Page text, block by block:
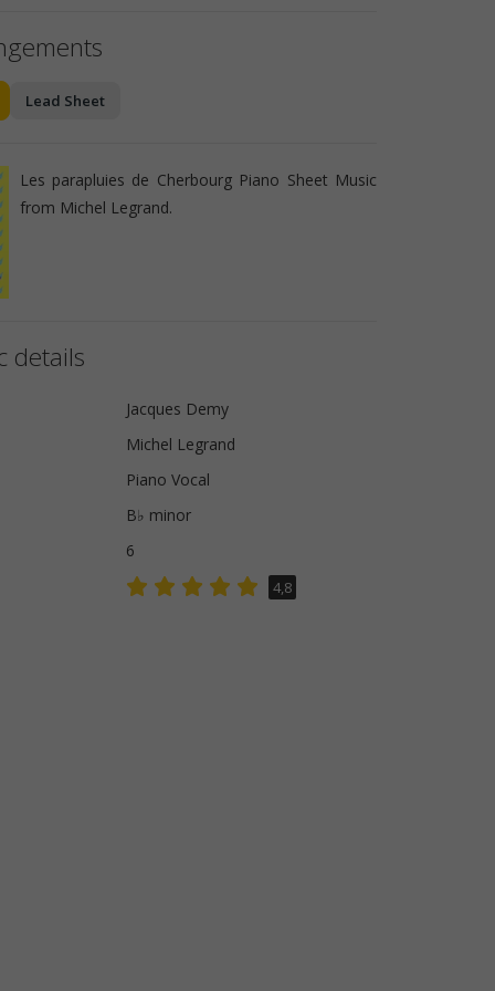
Lead Sheet
Les parapluies de Cherbourg Piano Sheet Music
from Michel Legrand.
details
Jacques Demy
Michel Legrand
Piano Vocal
B♭ minor
6
4,8